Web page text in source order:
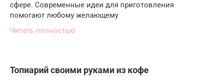
сфере. Современные идеи для приготовления
помогают любому желающему
Читать полностью
Топиарий своими руками из кофе